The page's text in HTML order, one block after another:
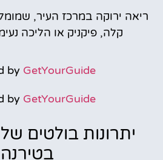
ריאה ירוקה במרכז העיר,
קלה, פיקניק או הליכה
by GetYourGuide
by GetYourGuide
יתרונות בולטים
בטירנה